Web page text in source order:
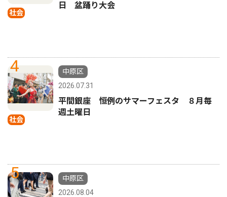
社会
日 盆踊り大会
4
社会
中原区
2026.07.31
平間銀座 恒例のサマーフェスタ ８月毎
週土曜日
5
中原区
2026.08.04